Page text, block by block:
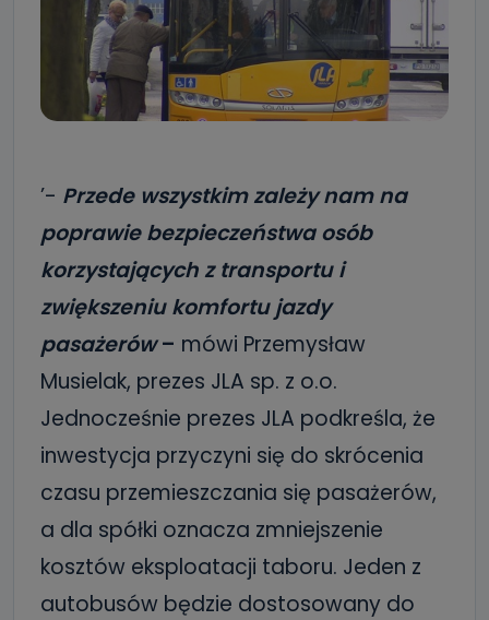
’- Przede wszystkim zależy nam na
poprawie bezpieczeństwa osób
korzystających z transportu i
zwiększeniu komfortu jazdy
pasażerów– mówi Przemysław
Musielak, prezes JLA sp. z o.o.
Jednocześnie prezes JLA podkreśla, że
inwestycja przyczyni się do skrócenia
czasu przemieszczania się pasażerów,
a dla spółki oznacza zmniejszenie
kosztów eksploatacji taboru. Jeden z
autobusów będzie dostosowany do